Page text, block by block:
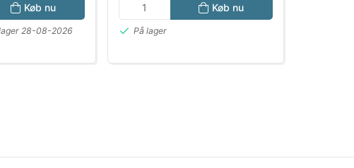
Køb nu
28-08-2026
Køb nu
På lager